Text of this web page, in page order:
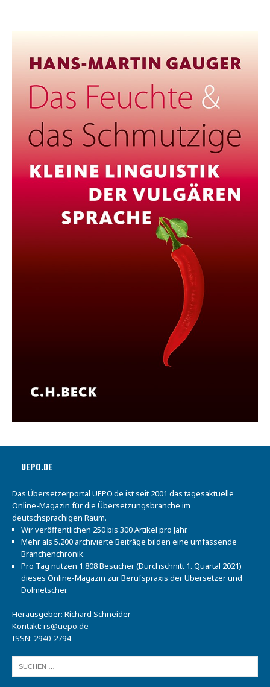
UEPO.DE
Das Übersetzerportal UEPO.de ist seit 2001 das tagesaktuelle
Online-Magazin für die Übersetzungsbranche im
deutschsprachigen Raum.
Wir veröffentlichen 250 bis 300 Artikel pro Jahr.
Mehr als 5.200 archivierte Beiträge bilden eine umfassende
Branchenchronik.
Pro Tag nutzen 1.808 Besucher (Durchschnitt 1. Quartal 2021)
dieses Online-Magazin zur Berufspraxis der Übersetzer und
Dolmetscher.
Herausgeber: Richard Schneider
Kontakt: rs@uepo.de
ISSN: 2940-2794